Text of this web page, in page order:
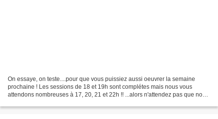
On essaye, on teste....pour que vous puissiez aussi oeuvrer la semaine
prochaine ! Les sessions de 18 et 19h sont complétes mais nous vous
attendons nombreuses à 17, 20, 21 et 22h !! ...alors n'attendez pas que nous